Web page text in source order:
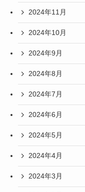
2024年11月
2024年10月
2024年9月
2024年8月
2024年7月
2024年6月
2024年5月
2024年4月
2024年3月